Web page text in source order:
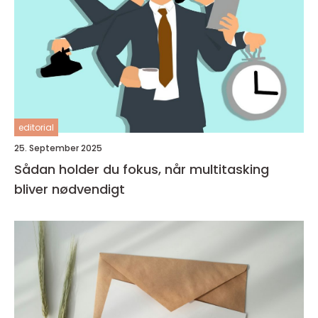
editorial
25. September 2025
Sådan holder du fokus, når multitasking
bliver nødvendigt